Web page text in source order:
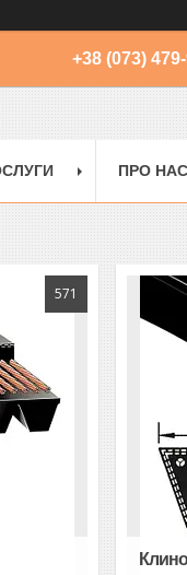
+38 (073)
ПРО НАС
571